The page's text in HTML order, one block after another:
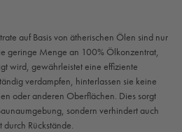
auf Basis von ätherischen Ölen sind nur
geringe Menge an 100% Ölkonzentrat,
wird, gewährleistet eine effiziente
verdampfen, hinterlassen sie keine
oder anderen Oberflächen. Dies sorgt
sondern verhindert auch
Rückstände.